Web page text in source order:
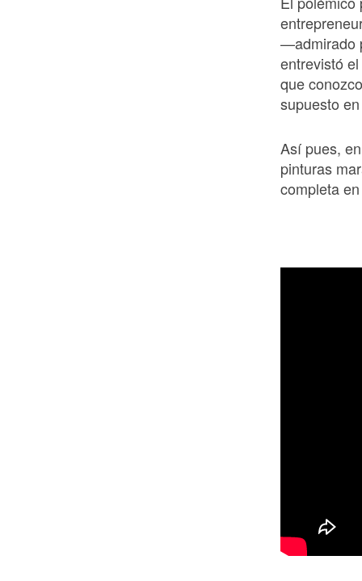
—admirado
entrevistó
que
supuesto
Así pues,
pinturas
completa